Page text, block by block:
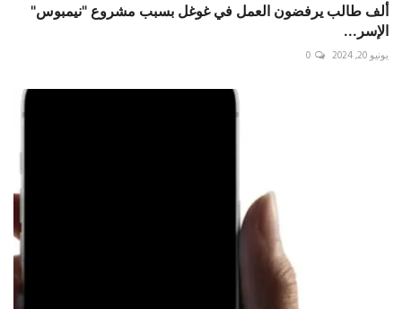
ألف طالب يرفضون العمل في غوغل بسبب مشروع "نيمبوس"
الإسر...
يونيو 20, 2024 0